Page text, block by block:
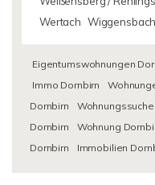
Wertach
Eigentumswohnungen
Immo Dornbirn
Dornbirn
Dornbirn
Wohnung
Dornbirn
Immobilien